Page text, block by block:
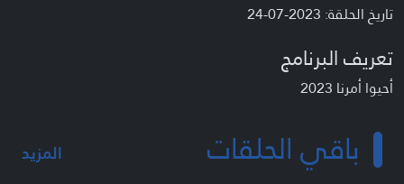
تاريخ الحلقة: 2023-07-24
تعريف البرنامج
أحيوا أمرنا 2023
باقي الحلقات المزيد